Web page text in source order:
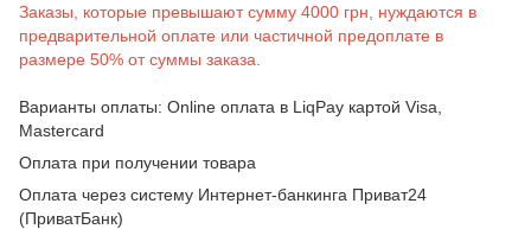
Заказы, которые превышают сумму 4000 грн, нуждаются в
предварительной оплате или частичной предоплате в
размере 50% от суммы заказа.
Варианты оплаты: Online оплата в LiqPay картой Visa,
Mastercard
Оплата при получении товара
Оплата через систему Интернет-банкинга Приват24
(ПриватБанк)